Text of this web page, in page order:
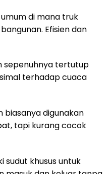
di mana truk
Efisien dan
sepenuhnya tertutup
terhadap cuaca
biasanya digunakan
tapi kurang cocok
sudut khusus untuk